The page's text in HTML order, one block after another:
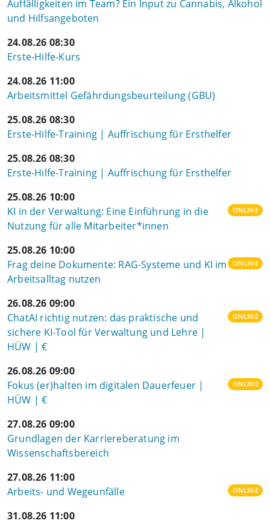
Auffälligkeiten im Team? Ein Input zu Cannabis, Alkohol
und Hilfsangeboten
24.08.26 08:30
Erste-Hilfe-Kurs
24.08.26 11:00
Arbeitsmittel Gefährdungsbeurteilung (GBU)
25.08.26 08:30
Erste-Hilfe-Training | Auffrischung für Ersthelfer
25.08.26 08:30
Erste-Hilfe-Training | Auffrischung für Ersthelfer
25.08.26 10:00
KI in der Verwaltung: Eine Einführung in die
Nutzung für alle Mitarbeiter*innen
ONLINE
25.08.26 10:00
Frag deine Dokumente: RAG-Systeme und KI im
Arbeitsalltag nutzen
ONLINE
26.08.26 09:00
ChatAI richtig nutzen: das praktische und
sichere KI-Tool für Verwaltung und Lehre |
HÜW | €
ONLINE
26.08.26 09:00
Fokus (er)halten im digitalen Dauerfeuer |
HÜW | €
ONLINE
27.08.26 09:00
Grundlagen der Karriereberatung im
Wissenschaftsbereich
27.08.26 11:00
Arbeits- und Wegeunfälle
ONLINE
31.08.26 11:00